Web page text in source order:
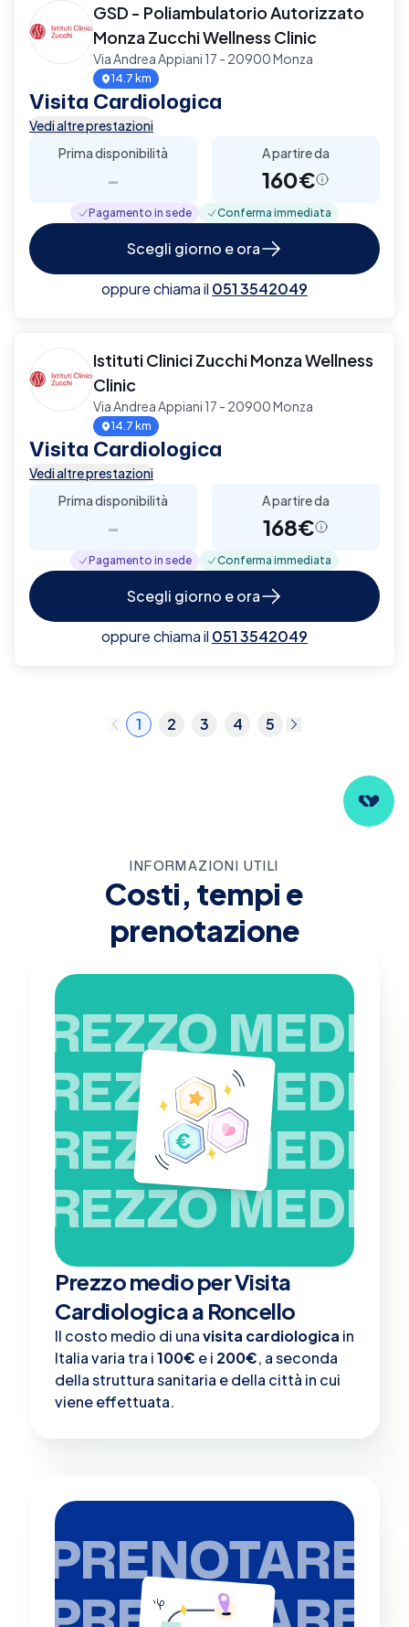
GSD - Poliambulatorio Autorizzato
Monza Zucchi Wellness Clinic
Via Andrea Appiani 17 - 20900 Monza
14.7 km
Visita Cardiologica
Vedi altre prestazioni
Prima disponibilità
-
A partire da
160€
Pagamento in sede Conferma immediata
Scegli giorno e ora
oppure chiama il 051 3542049
Istituti Clinici Zucchi Monza Wellness
Clinic
Via Andrea Appiani 17 - 20900 Monza
14.7 km
Visita Cardiologica
Vedi altre prestazioni
Prima disponibilità
-
A partire da
168€
Pagamento in sede Conferma immediata
Scegli giorno e ora
oppure chiama il 051 3542049
1 2 3 4 5
INFORMAZIONI UTILI
Costi, tempi e
prenotazione
PREZZO MEDIO
PREZZO MEDIO
PREZZO MEDIO
PREZZO MEDIO
Prezzo medio per Visita
Cardiologica a Roncello
Il costo medio di unavisita cardiologica in
Italia varia tra i100€ e i 200€, a seconda
della struttura sanitaria e della città in cui
viene effettuata.
PRENOTARE